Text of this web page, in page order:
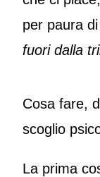
per paura
fuori dalla
Cosa fare,
scoglio
La prima